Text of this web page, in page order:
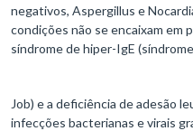
negativos, Aspergillus e
condições não se encaixam em
síndrome de hiper-IgE
Job) e a deficiência de adesão
infecções bacterianas e virais